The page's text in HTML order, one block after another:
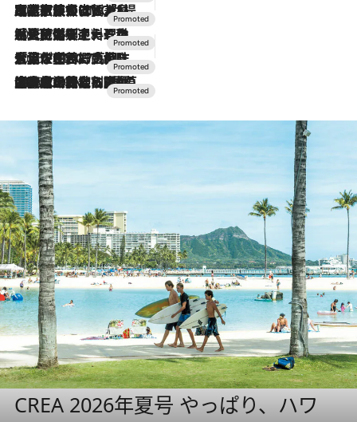
2026.7.31
【ホテル帰省】という選択肢をOMOが提案。家族とほどよい距離を保つには「昼は実家、夜は気兼ねなくホテルで！」
2026.7.24
【夏限定ディナーコース】旬を迎える稚鮎や花ズッキーニなどをイタリア・トスカーナの郷土料理の手法で満喫！
2026.7.17
「土佐和ハーブかき氷」がOMO7高知に登場！生姜、山椒、大葉など目にも舌にも涼を呼ぶ郷土の味
2026.7.10
NEW OPEN！【界 草津】名湯の地に誕生。趣の異なる2種の温泉と上州ならではの会席・蕎麦割烹など美食を味わう究極の癒やし旅
CREA 2026年夏号 やっぱり、ハワ